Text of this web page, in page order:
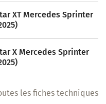
XT Mercedes Sprinter
X Mercedes Sprinter
les fiches techniques